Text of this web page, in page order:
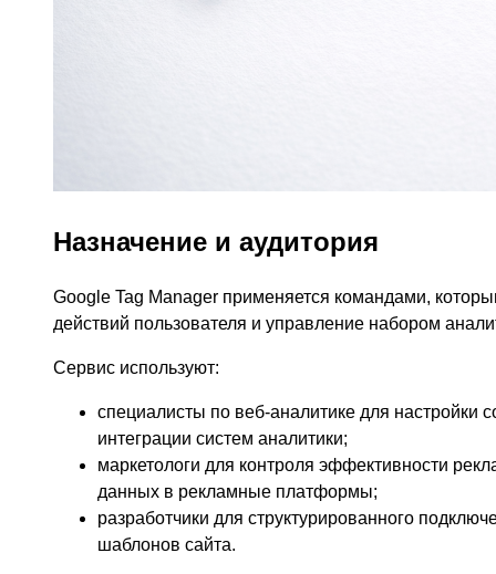
Назначение и аудитория
Google Tag Manager применяется командами,
действий пользователя и управление набором
Сервис используют:
специалисты по веб-аналитике для настройки
интеграции систем аналитики;
маркетологи для контроля эффективности
данных в рекламные платформы;
разработчики для структурированного
шаблонов сайта.